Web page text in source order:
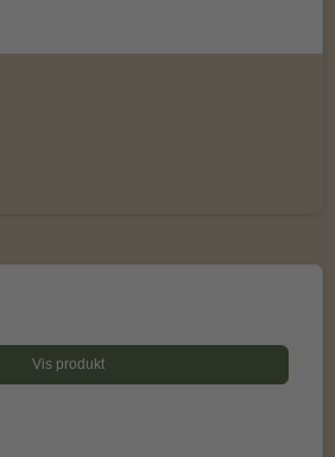
Vis produkt